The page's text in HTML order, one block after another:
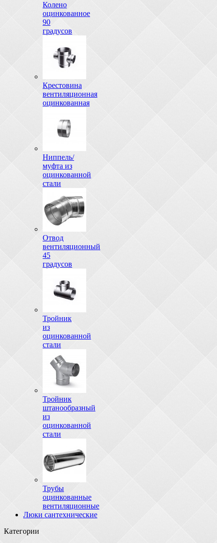
Колено
оцинкованное
90
градусов
Крестовина
вентиляционная
оцинкованная
Ниппель/
муфта из
оцинкованной
стали
Отвод
вентиляционный
45
градусов
Тройник
из
оцинкованной
стали
Тройник
штанообразный
из
оцинкованной
стали
Трубы
оцинкованные
вентиляционные
Люки сантехнические
Категории